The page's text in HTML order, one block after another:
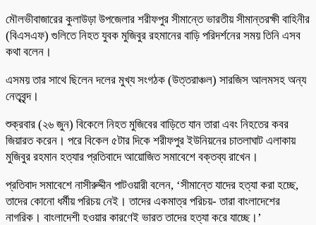
মৌলভীবাজারের কুলাউড়া উপজেলার শরীফপুর সীমান্তে ভারতীয় সীমান্তরক্ষী বাহিনীর
(বিএসএফ) গুলিতে নিহত যুবক মুজিবুর রহমানের বাড়ি পরিদর্শনের সময় তিনি এসব
কথা বলেন।
এসময় তার সাথে ছিলেন দলের মুখ্য সংগঠক (উত্তরাঞ্চল) সারজিস আলমসহ অন্য
নেতৃবৃন্দ।
শুক্রবার (২৬ জুন) বিকেলে নিহত মুজিবের বাড়িতে যান তারা এবং নিহতের কবর
জিয়ারত করেন। পরে বিকেল ৫টার দিকে শরীফপুর ইউনিয়নের চাতলাঘাট এলাকায়
মুজিবুর রহমান হত্যার প্রতিবাদে আয়োজিত সমাবেশে বক্তব্য রাখেন।
প্রতিবাদ সমাবেশে নাসীরুদ্দীন পাটওয়ারী বলেন, ‘সীমান্তে যাদের হত্যা করা হচ্ছে,
তাদের কোনো ধর্মীয় পরিচয় নেই। তাদের একমাত্র পরিচয়- তারা বাংলাদেশের
নাগরিক। বাংলাদেশী হওয়ার কারণেই ভারত তাদের হত্যা করে যাচ্ছে।’